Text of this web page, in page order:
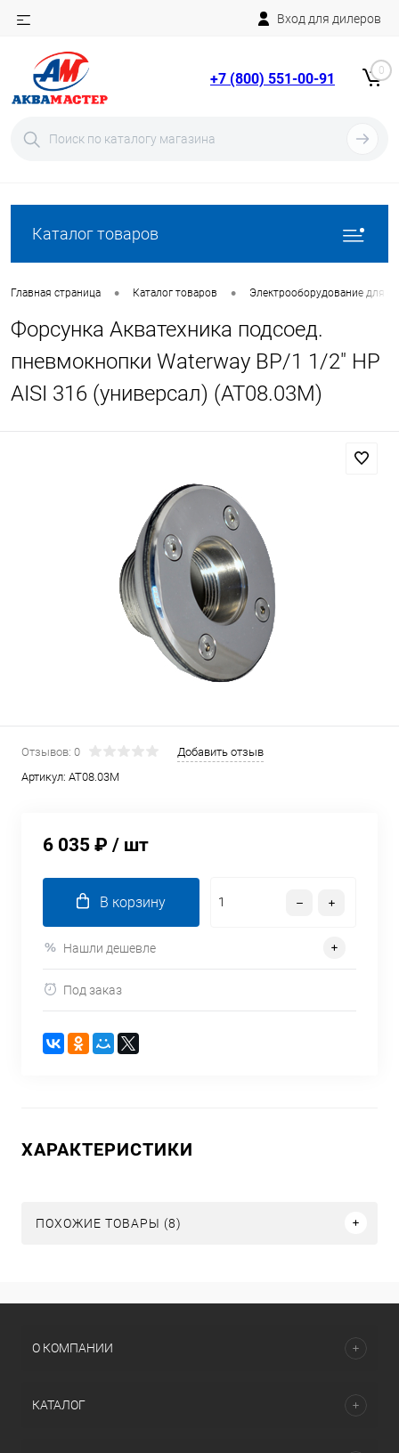
Вход для дилеров
+7 (800) 551-00-91 0
Каталог товаров
Главная страница • Каталог товаров • Электрооборудование для
Форсунка Акватехника подсоед.
пневмокнопки Waterway ВР/1 1/2" НР
AISI 316 (универсал) (AT08.03M)
Отзывов: 0
Добавить отзыв
Артикул: AT08.03M
6 035 ₽ / шт
В корзину
Нашли дешевле
Под заказ
ХАРАКТЕРИСТИКИ
ПОХОЖИЕ ТОВАРЫ (8)
О КОМПАНИИ
КАТАЛОГ